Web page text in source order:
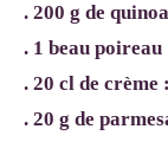
. 200 g de quinoa
. 1 beau poireau
. 20 cl de crème :
. 20 g de